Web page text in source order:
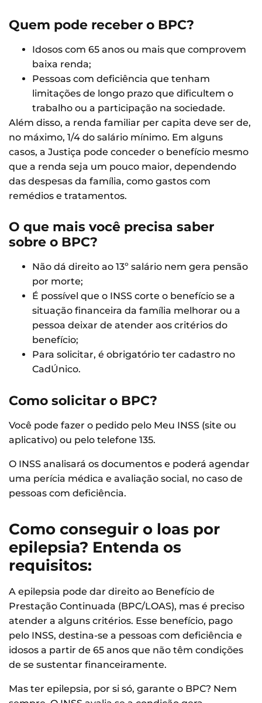
Quem pode receber o BPC?
Idosos com 65 anos ou mais que comprovem
baixa renda;
Pessoas com deficiência que tenham
limitações de longo prazo que dificultem o
trabalho ou a participação na sociedade.
Além disso, a renda familiar per capita deve ser de,
no máximo, 1/4 do salário mínimo. Em alguns
casos, a Justiça pode conceder o benefício mesmo
que a renda seja um pouco maior, dependendo
das despesas da família, como gastos com
remédios e tratamentos.
O que mais você precisa saber
sobre o BPC?
Não dá direito ao 13º salário nem gera pensão
por morte;
É possível que o INSS corte o benefício se a
situação financeira da família melhorar ou a
pessoa deixar de atender aos critérios do
benefício;
Para solicitar, é obrigatório ter cadastro no
CadÚnico.
Como solicitar o BPC?
Você pode fazer o pedido pelo Meu INSS (site ou
aplicativo) ou pelo telefone 135.
O INSS analisará os documentos e poderá agendar
uma perícia médica e avaliação social, no caso de
pessoas com deficiência.
Como conseguir o loas por
epilepsia? Entenda os
requisitos:
A epilepsia pode dar direito ao Benefício de
Prestação Continuada (BPC/LOAS), mas é preciso
atender a alguns critérios. Esse benefício, pago
pelo INSS, destina-se a pessoas com deficiência e
idosos a partir de 65 anos que não têm condições
de se sustentar financeiramente.
Mas ter epilepsia, por si só, garante o BPC? Nem